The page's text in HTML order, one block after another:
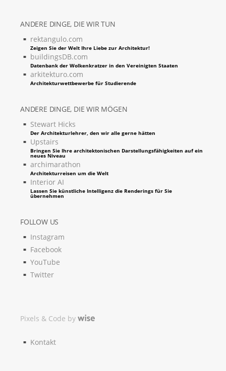
ANDERE DINGE, DIE WIR TUN
rektangulo.com
Zeigen Sie der Welt Ihre Liebe zur Architektur!
buildingsDB.com
Datenbank der Wolkenkratzer in den Vereinigten Staaten
arkitekturo.com
Architekturwettbewerbe für Studierende
ANDERE DINGE, DIE WIR MÖGEN
Stewart Hicks
Der Architekturlehrer, den wir alle gerne hätten
Upstairs
Bringen Sie Ihre architektonischen Darstellungsfähigkeiten auf ein
neues Niveau
archimarathon
Architekturreisen um die Welt
Interior AI
Lassen Sie künstliche Intelligenz die Renderings für Sie
übernehmen
FOLLOW US
Instagram
Facebook
YouTube
Twitter
Pixels & Code by
Kontakt